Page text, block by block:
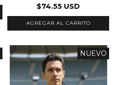
$74.55 USD
AGREGAR AL CARRITO
NUEVO